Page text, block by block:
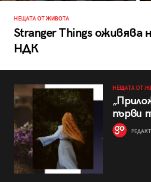
НЕЩАТА ОТ ЖИВОТА
Stranger Things оживява
НДК
НЕЩАТА ОТ
първи